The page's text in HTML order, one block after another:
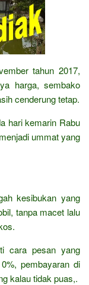
tahun 2017,
harga, sembako
cenderung tetap.
hari kemarin Rabu
ummat yang
kesibukan yang
tanpa macet lalu
cara pesan yang
pembayaran di
kalau tidak puas,.